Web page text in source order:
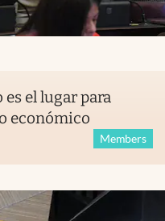
es el lugar para
económico
Members